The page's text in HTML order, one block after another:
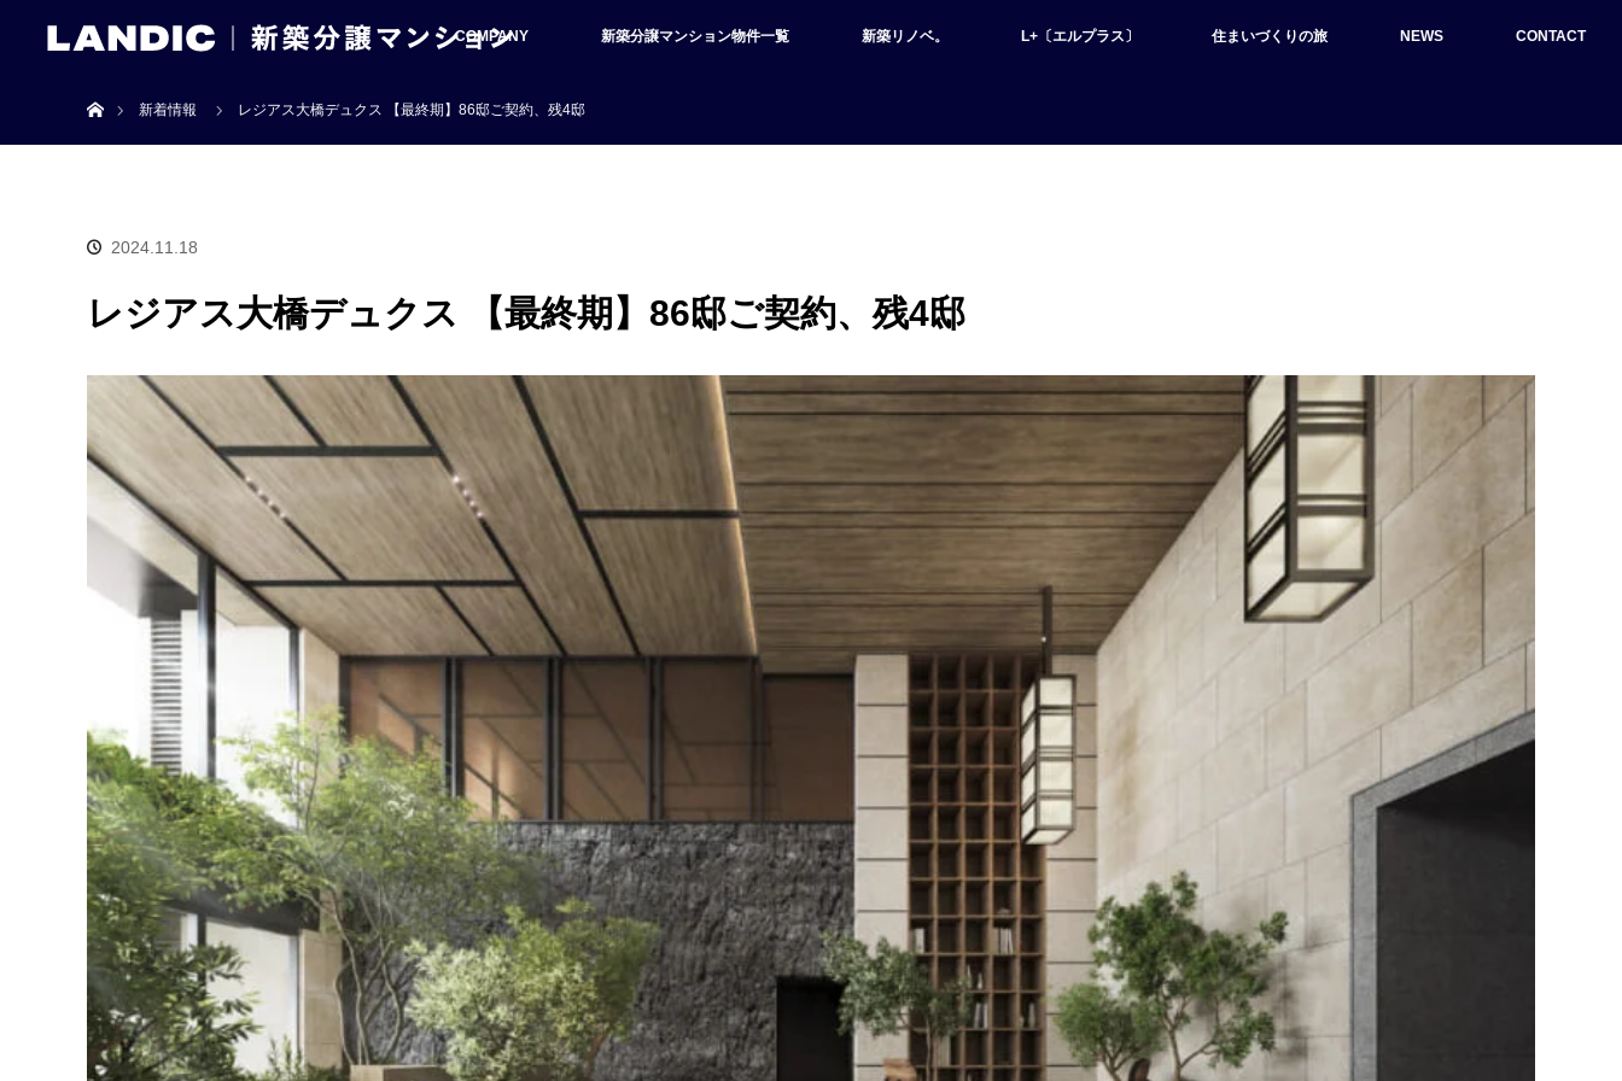
COMPANY 新築分譲マンション物件一覧 新築リノベ。 L+〔エルプラス〕 住まいづくりの旅 NEWS CONTACT
新着情報
レジアス大橋デュクス 【最終期】86邸ご契約、残4邸
2024.11.18
レジアス大橋デュクス 【最終期】86邸ご契約、残4邸